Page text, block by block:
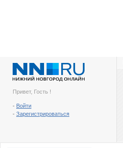
Привет, Гость !
- Войти
- Зарегистрироваться